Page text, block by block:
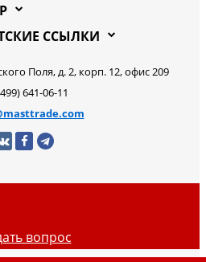
ССЫЛКИ
Поля, д. 2, корп. 12, офис 209
641-06-11
вопрос